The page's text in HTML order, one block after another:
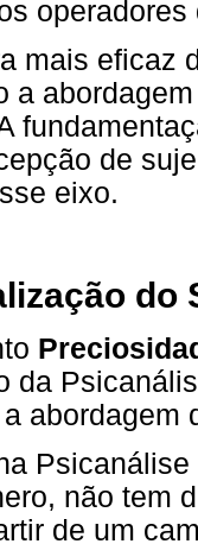
mais eficaz
a
de
eixo.
do
da
abordagem
não tem
de um